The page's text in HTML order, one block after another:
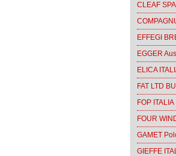
CLEAF
EFFEGI
EGGER
ELICA
FAT LTD
FOP ITALIA
FOUR
GAMET
GIEFFE